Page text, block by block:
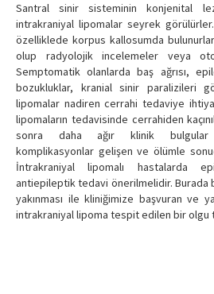
Santral sinir sisteminin konjenital
intrakraniyal lipomalar seyrek
özelliklede korpus kallosumda
olup radyolojik incelemeler veya
Semptomatik olanlarda baş ağrısı,
bozukluklar, kranial sinir paralizileri
lipomalar nadiren cerrahi tedaviye
lipomaların tedavisinde cerrahiden
sonra daha ağır klinik bulgular
komplikasyonlar gelişen ve ölümle
İntrakraniyal lipomalı hastalarda
antiepileptik tedavi önerilmelidir. Burada
yakınması ile kliniğimize başvuran ve
intrakraniyal lipoma tespit edilen bir olgu